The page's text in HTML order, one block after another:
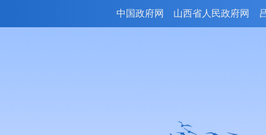
中国政府网 山西省人民政府网